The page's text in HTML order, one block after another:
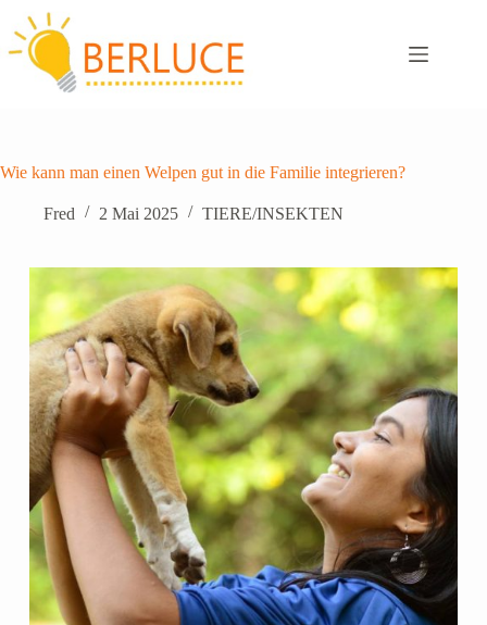
Inhalt
springen
Wie kann man einen Welpen gut in die Familie integrieren?
Fred 2 Mai 2025 TIERE/INSEKTEN